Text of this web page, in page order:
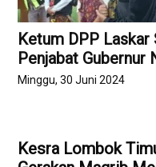
Ketum DPP Laskar
Penjabat Gubernur
Minggu, 30 Juni 2024
Kesra Lombok